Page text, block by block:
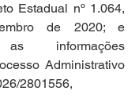
Estadual nº 1.064,
de 2020; e
as informações
Administrativo
2801556,